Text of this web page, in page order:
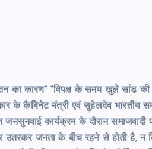
का कारण” “विपक्ष के समय खुले सांड
के कैबिनेट मंत्री एवं सुहेलदेव भारतीय
कार्यक्रम के दौरान समाजवादी
उतरकर जनता के बीच रहने से होती